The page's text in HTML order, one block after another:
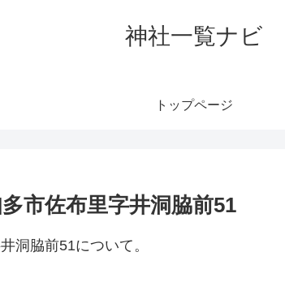
神社一覧ナビ
トップページ
市佐布里字井洞脇前51
洞脇前51について。